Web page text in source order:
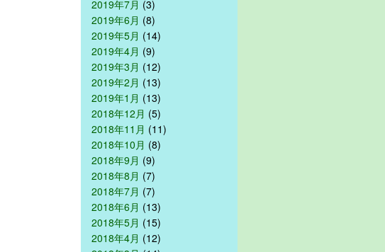
2019年7月 (3)
2019年6月 (8)
2019年5月 (14)
2019年4月 (9)
2019年3月 (12)
2019年2月 (13)
2019年1月 (13)
2018年12月 (5)
2018年11月 (11)
2018年10月 (8)
2018年9月 (9)
2018年8月 (7)
2018年7月 (7)
2018年6月 (13)
2018年5月 (15)
2018年4月 (12)